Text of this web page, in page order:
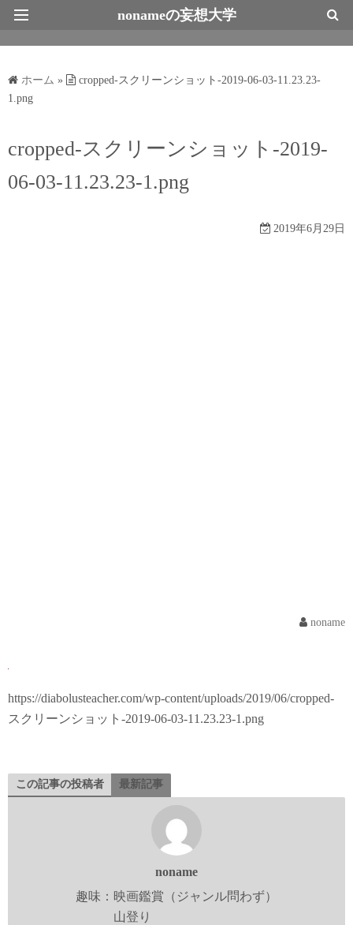
nonameの妄想大学
最新情報トップページ
ホーム »
cropped-スクリーンショット-2019-06-03-11.23.23-
1.png
cropped-スクリーンショット-2019-
06-03-11.23.23-1.png
2019年6月29日
noname
https://diabolusteacher.com/wp-content/uploads/2019/06/cropped-
スクリーンショット-2019-06-03-11.23.23-1.png
この記事の投稿者 最新記事
noname
趣味：映画鑑賞（ジャンル問わず）
山登り